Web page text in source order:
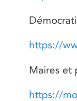
https://
Maires et
https://